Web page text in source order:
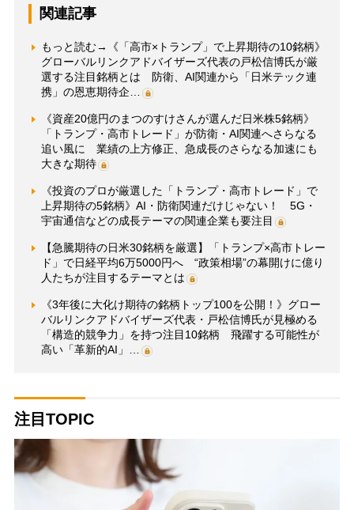
関連記事
もっと読む→《「高市×トランプ」で上昇期待の10銘柄》
グローバルリンクアドバイザーズ代表の戸松信博氏が厳
選する注目銘柄とは 防衛、AI関連から「日米テック連
携」の恩恵期待企…
《資産20億円のまつのすけさんが選んだ日米株5銘柄》
「トランプ・高市トレード」が防衛・AI関連へさらなる
追い風に 業績の上方修正、急成長のさらなる加速にも
大きな期待
《投資のプロが厳選した「トランプ・高市トレード」で
上昇期待の5銘柄》AI・防衛関連だけじゃない！ 5G・
宇宙通信などの成長テーマの関連企業も要注目
【急騰期待の日米30銘柄を厳選】「トランプ×高市トレー
ド」で日経平均6万5000円へ “政策相場”の幕開けに億り
人たちが注目するテーマとは
《3年後に大化け期待の銘柄トップ100を公開！》グロー
バルリンクアドバイザーズ代表・戸松信博氏が見極める
「構造的競争力」を持つ注目10銘柄 飛躍する可能性が
高い「革新的AI」…
注目TOPIC